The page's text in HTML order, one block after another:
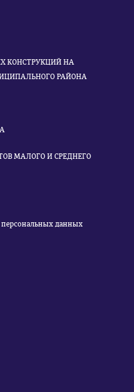
КОНСТРУКЦИЙ НА
РАЙОНА
МАЛОГО И СРЕДНЕГО
данных